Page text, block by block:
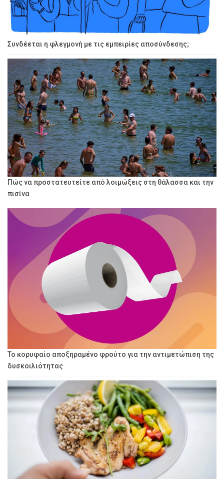
Συνδέεται η φλεγμονή με τις εμπειρίες αποσύνδεσης;
Πώς να προστατευτείτε από λοιμώξεις στη θάλασσα και την
πισίνα
Το κορυφαίο αποξηραμένο φρούτο για την αντιμετώπιση της
δυσκοιλιότητας